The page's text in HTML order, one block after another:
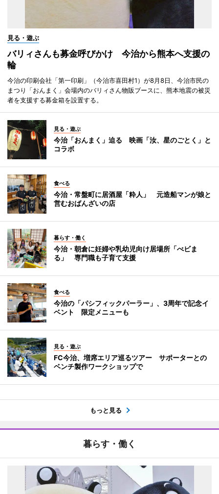
見る・遊ぶ
バリィさんも募金呼びかけ 今治から熊本へ支援の
輪
今治の印刷会社「第一印刷」（今治市喜田村1）が8月8日、今治市民の
まつり「おんまく」会場内のバリィさん物販ブースに、熊本地震の被災
者を支援する募金箱を設置する。
見る・遊ぶ
今治「おんまく」迫る 映画「汝、星のごとく」と
コラボ
食べる
今治・常盤町に居酒屋「粋人」 元造船マンが娘と
営むおばんざいの店
暮らす・働く
今治・朝倉に妊婦や乳幼児向け居場所「べビま
る」 専門職も子育て支援
食べる
今治の「パシフィックパーラー」、3周年で記念イ
ベント 限定メニューも
見る・遊ぶ
FC今治、増席エリア巡るツアー サポーターとの
ベンチ製作ワークショップで
もっと見る
暮らす・働く